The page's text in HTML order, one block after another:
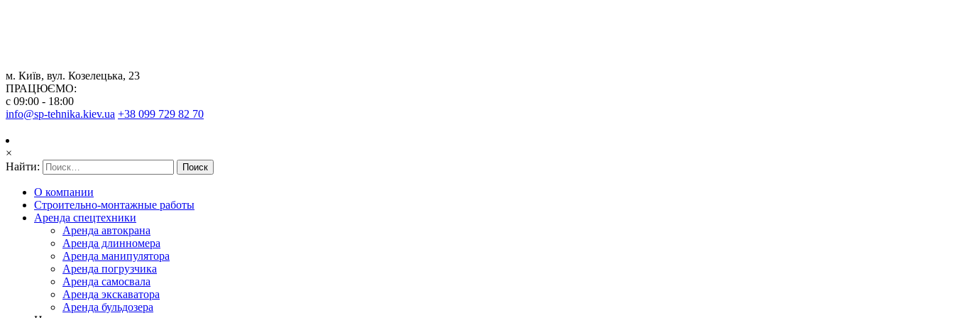
м. Київ, вул. Козелецька, 23
ПРАЦЮЄМО:
с 09:00 - 18:00
info@sp-tehnika.kiev.ua +38 099 729 82 70
×
Найти:
О компании
Строительно-монтажные работы
Аренда спецтехники
Аренда автокрана
Аренда длинномера
Аренда манипулятора
Аренда погрузчика
Аренда самосвала
Аренда экскаватора
Аренда бульдозера